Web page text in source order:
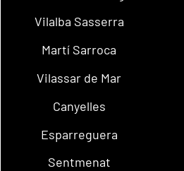
Vilalba Sasserra
Martí Sarroca
Vilassar de Mar
Canyelles
Esparreguera
Sentmenat